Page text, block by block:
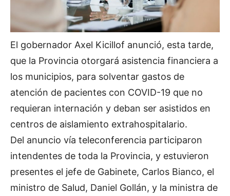
El gobernador Axel Kicillof anunció, esta tarde,
que la Provincia otorgará asistencia financiera a
los municipios, para solventar gastos de
atención de pacientes con COVID-19 que no
requieran internación y deban ser asistidos en
centros de aislamiento extrahospitalario.
Del anuncio vía teleconferencia participaron
intendentes de toda la Provincia, y estuvieron
presentes el jefe de Gabinete, Carlos Bianco, el
ministro de Salud, Daniel Gollán, y la ministra de